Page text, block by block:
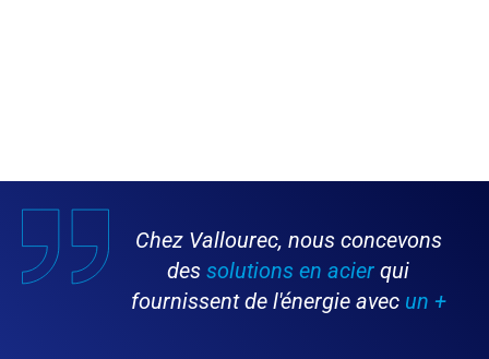
Chez Vallourec, nous concevons
des solutions en acier qui
fournissent de l'énergie avec un +